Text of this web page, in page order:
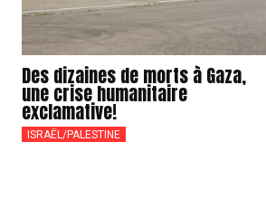
Des dizaines de morts à Gaza,
une crise humanitaire
exclamative!
ISRAËL/PALESTINE